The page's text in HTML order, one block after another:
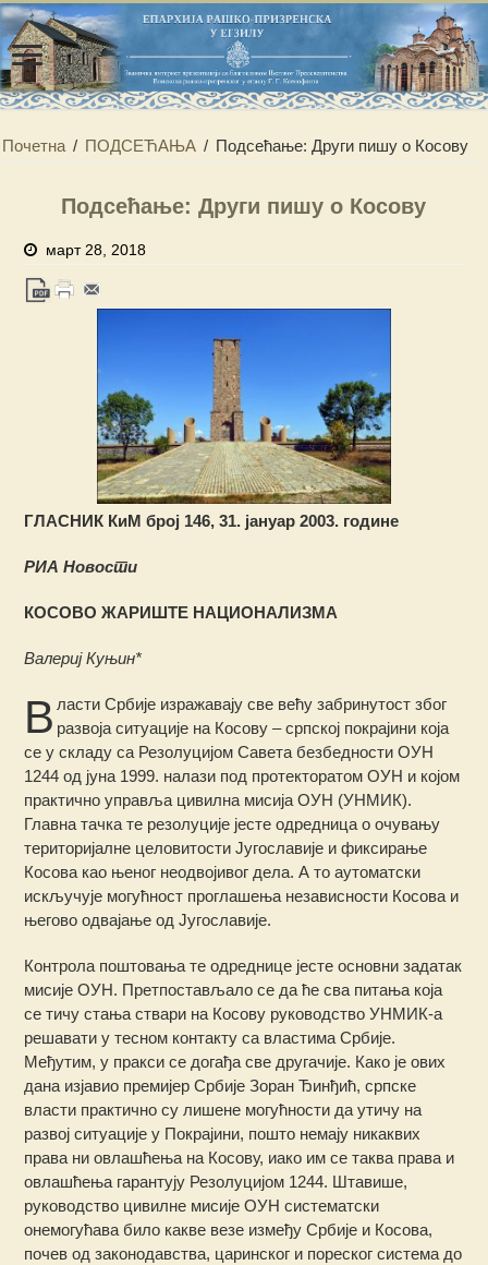
Почетна / ПОДСЕЋАЊА / Подсећање: Други пишу о Косову
Подсећање: Други пишу о Косову
март 28, 2018
ГЛАСНИК КиМ број 146, 31. јануар 2003. године
РИА Новости
КОСОВО ЖАРИШТЕ НАЦИОНАЛИЗМА
Валериј Куњин*
В ласти Србије изражавају све већу забринутост због
развоја ситуације на Косову – српској покрајини која
се у складу са Резолуцијом Савета безбедности ОУН
1244 од јуна 1999. налази под протекторатом ОУН и којом
практично управља цивилна мисија ОУН (УНМИК).
Главна тачка те резолуције јесте одредница о очувању
територијалне целовитости Југославије и фиксирање
Косова као њеног неодвојивог дела. А то аутоматски
искључује могућност проглашења независности Косова и
његово одвајање од Југославије.
Контрола поштовања те одреднице јесте основни задатак
мисије ОУН. Претпостављало се да ће сва питања која
се тичу стања ствари на Косову руководство УНМИК-а
решавати у тесном контакту са властима Србије.
Међутим, у пракси се догађа све другачије. Како је ових
дана изјавио премијер Србије Зоран Ђинђић, српске
власти практично су лишене могућности да утичу на
развој ситуације у Покрајини, пошто немају никаквих
права ни овлашћења на Косову, иако им се таква права и
овлашћења гарантују Резолуцијом 1244. Штавише,
руководство цивилне мисије ОУН систематски
онемогућава било какве везе између Србије и Косова,
почев од законодавства, царинског и пореског система до